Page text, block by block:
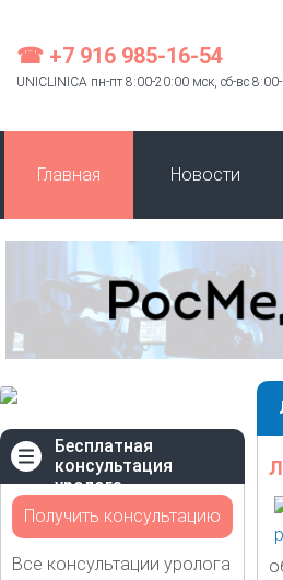
☎ +7 916 985-16-54
UNICLINICA пн-пт 8:00-20:00 мск, сб-вс
Главная Новости
Бесплатная
консультация
уролога
Получить консультацию
Все консультации уролога